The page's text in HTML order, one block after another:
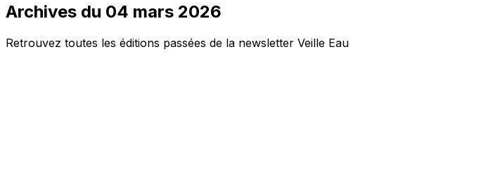
Archives du 04 mars 2026
Retrouvez toutes les éditions passées de la newsletter Veille Eau